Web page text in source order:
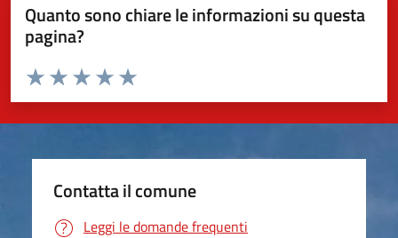
Quanto sono chiare le informazioni su questa
pagina?
Valuta da 1 a 5 stelle la pagina
Valuta 5 stelle su 5
Valuta 4 stelle su 5
Valuta 3 stelle su 5
Valuta 2 stelle su 5
Valuta 1 stelle su 5
Contatta il comune
Leggi le domande frequenti